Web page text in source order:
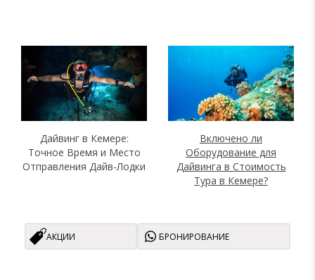
Дайвинг в Кемере:
Точное Время и Место
Отправления Дайв-Лодки
Включено ли
Оборудование для
Дайвинга в Стоимость
Тура в Кемере?
АКЦИИ БРОНИРОВАНИЕ